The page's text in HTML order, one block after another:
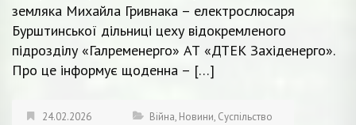
земляка Михайла Гривнака – електрослюсаря
Бурштинської дільниці цеху відокремленого
підрозділу «Галременерго» АТ «ДТЕК Західенерго».
Про це інформує щоденна – […]
24.02.2026 Війна, Новини, Суспільство